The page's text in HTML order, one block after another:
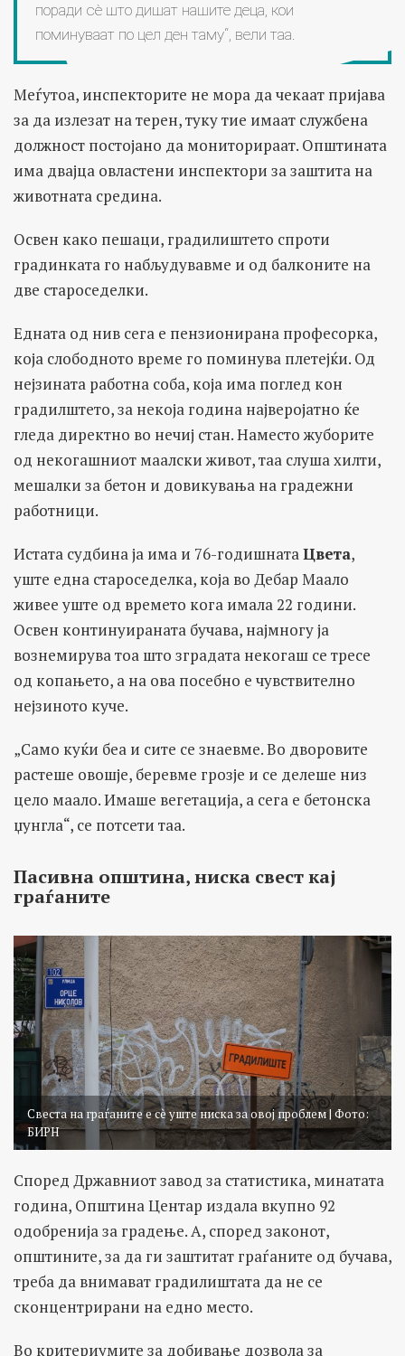
поради сè што дишат нашите деца, кои
поминуваат по цел ден таму“, вели таа.
Меѓутоа, инспекторите не мора да чекаат пријава
за да излезат на терен, туку тие имаат службена
должност постојано да мониторираат. Општината
има двајца овластени инспектори за заштита на
животната средина.
Освен како пешаци, градилиштето спроти
градинката го набљудувавме и од балконите на
две староседелки.
Едната од нив сега е пензионирана професорка,
која слободното време го поминува плетејќи. Од
нејзината работна соба, која има поглед кон
градилштето, за некоја година најверојатно ќе
гледа директно во нечиј стан. Наместо жуборите
од некогашниот маалски живот, таа слуша хилти,
мешалки за бетон и довикувања на градежни
работници.
Истата судбина ја има и 76-годишнатаЦвета,
уште една староседелка, која во Дебар Маало
живее уште од времето кога имала 22 години.
Освен континуираната бучава, најмногу ја
вознемирува тоа што зградата некогаш се тресе
од копањето, а на ова посебно е чувствително
нејзиното куче.
„Само куќи беа и сите се знаевме. Во дворовите
растеше овошје, беревме грозје и се делеше низ
цело маало. Имаше вегетација, а сега е бетонска
џунгла“, се потсети таа.
Пасивна општина, ниска свест кај
граѓаните
Свеста на граѓаните е сè уште ниска за овој проблем | Фото:
БИРН
Според Државниот завод за статистика, минатата
година, Општина Центар издала вкупно 92
одобренија за градење. А, според законот,
општините, за да ги заштитат граѓаните од бучава,
треба да внимават градилиштата да не се
сконцентрирани на едно место.
Во критериумите за добивање дозвола за